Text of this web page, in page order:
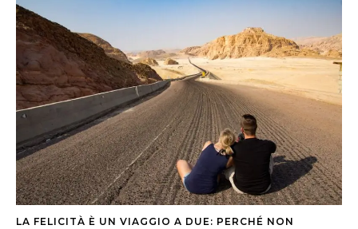
LA FELICITÀ È UN VIAGGIO A DUE: PERCHÉ NON